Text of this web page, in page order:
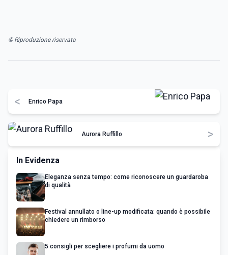
© Riproduzione riservata
< Enrico Papa
Aurora Ruffillo >
In Evidenza
Eleganza senza tempo: come riconoscere un guardaroba
di qualità
Festival annullato o line-up modificata: quando è possibile
chiedere un rimborso
5 consigli per scegliere i profumi da uomo